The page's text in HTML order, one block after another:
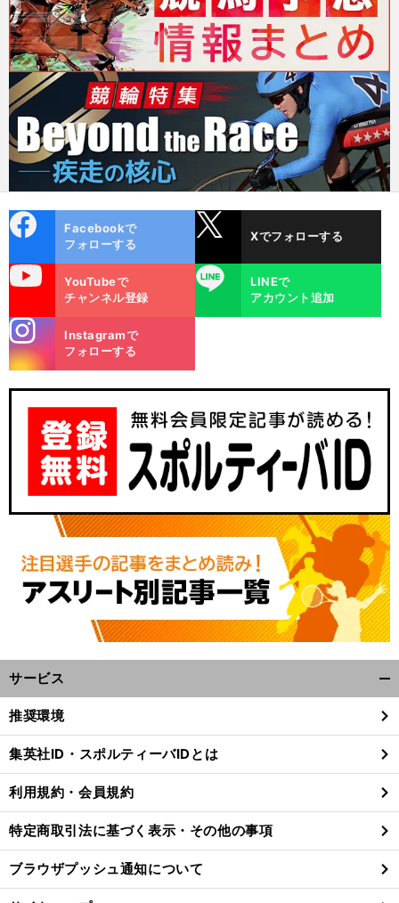
ok
Facebookで
フォローする
Xでフォローする
YouTubeで
チャンネル登録
LINE
LINEで
アカウント追加
m
Instagramで
フォローする
サービス
閉
る
推奨環境
集英社ID・スポルティーバIDとは
利用規約・会員規約
特定商取引法に基づく表示・その他の事項
ブラウザプッシュ通知について